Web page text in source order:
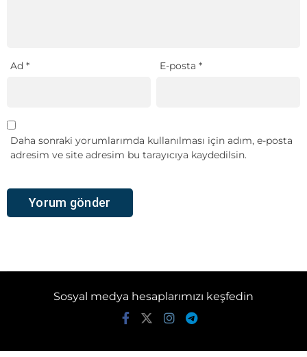
Ad * E-posta*
Daha sonraki yorumlarımda kullanılması için adım, e-posta
adresim ve site adresim bu tarayıcıya kaydedilsin.
Sosyal medya hesaplarımızı keşfedin